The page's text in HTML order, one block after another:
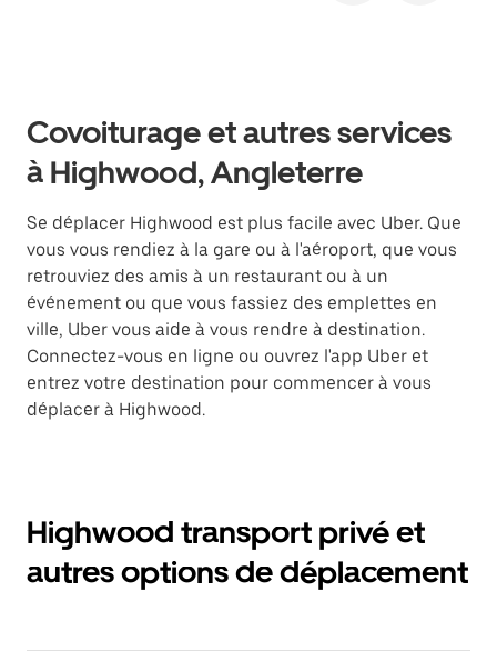
Covoiturage et autres services
à Highwood, Angleterre
Se déplacer Highwood est plus facile avec Uber. Que
vous vous rendiez à la gare ou à l'aéroport, que vous
retrouviez des amis à un restaurant ou à un
événement ou que vous fassiez des emplettes en
ville, Uber vous aide à vous rendre à destination.
Connectez-vous en ligne ou ouvrez l'app Uber et
entrez votre destination pour commencer à vous
déplacer à Highwood.
Highwood transport privé et
autres options de déplacement